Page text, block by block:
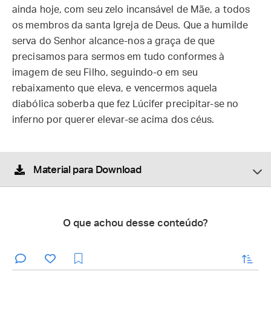
ainda hoje, com seu zelo incansável de Mãe, a todos
os membros da santa Igreja de Deus. Que a humilde
serva do Senhor alcance-nos a graça de que
precisamos para sermos em tudo conformes à
imagem de seu Filho, seguindo-o em seu
rebaixamento que eleva, e vencermos aquela
diabólica soberba que fez Lúcifer precipitar-se no
inferno por querer elevar-se acima dos céus.
Material para Download
O que achou desse conteúdo?
enviar